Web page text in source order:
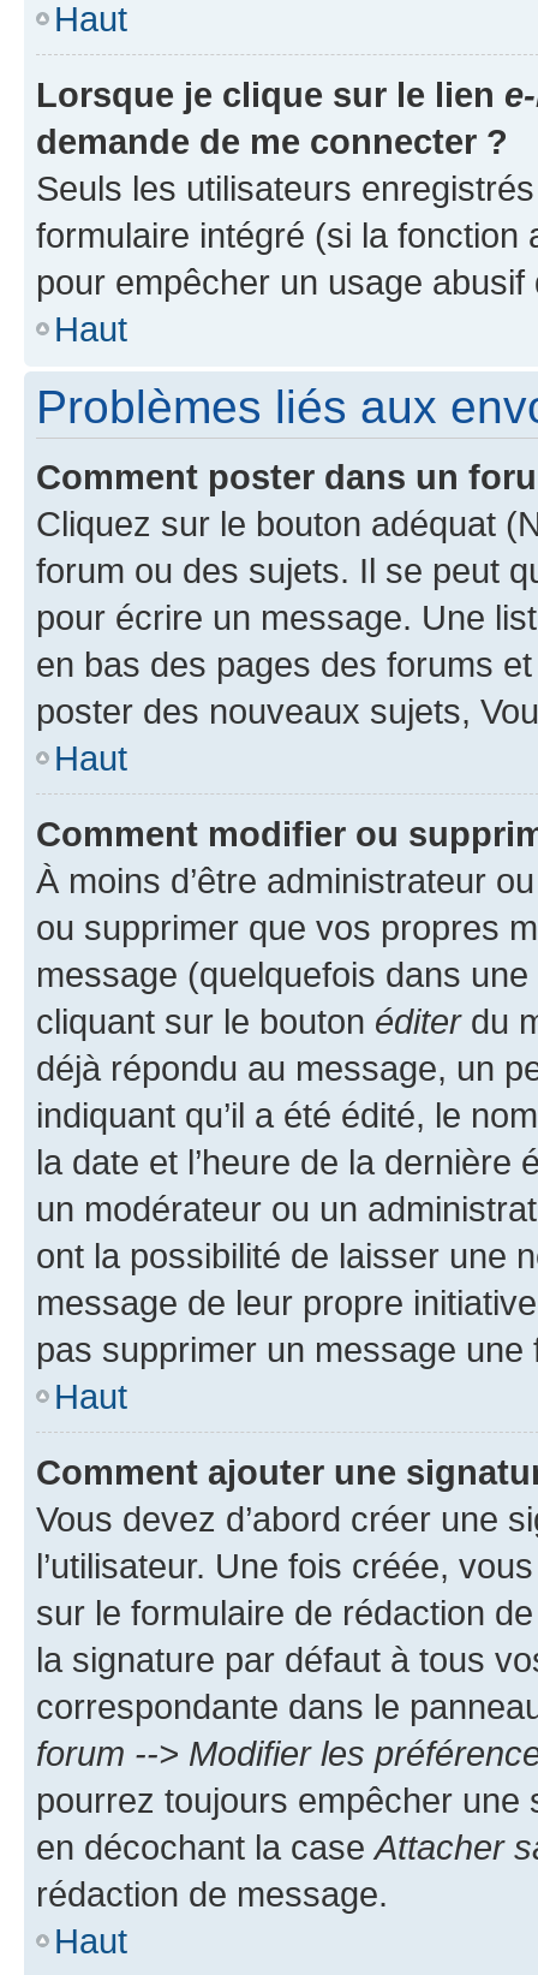
Haut
Lorsque je clique sur le lien
demande de me connecter ?
Seuls les utilisateurs
formulaire intégré (si la fonction
pour empêcher un usage
Haut
Problèmes liés aux
Comment poster dans un
Cliquez sur le bouton adéquat
forum ou des sujets. Il se peut
pour écrire un message. Une
en bas des pages des forums
poster des nouveaux sujets,
Haut
Comment modifier ou
À moins d’être administrateur
ou supprimer que vos propres
message (quelquefois dans
cliquant sur le bouton éditerdu
déjà répondu au message, un
indiquant qu’il a été édité, le
la date et l’heure de la dernière
un modérateur ou un
ont la possibilité de laisser une
message de leur propre
pas supprimer un message une
Haut
Comment ajouter une
Vous devez d’abord créer une
l’utilisateur. Une fois créée,
sur le formulaire de rédaction
la signature par défaut à tous
correspondante dans le
forum --> Modifier les
pourrez toujours empêcher une
en décochant la case Attacher
rédaction de message.
Haut